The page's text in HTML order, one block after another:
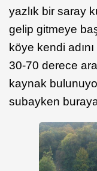
yazlık bir saray
gelip gitmeye
köye kendi
30-70 derece
kaynak
subayken